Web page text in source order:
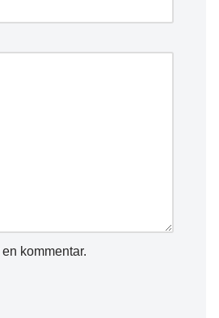
kommentar.